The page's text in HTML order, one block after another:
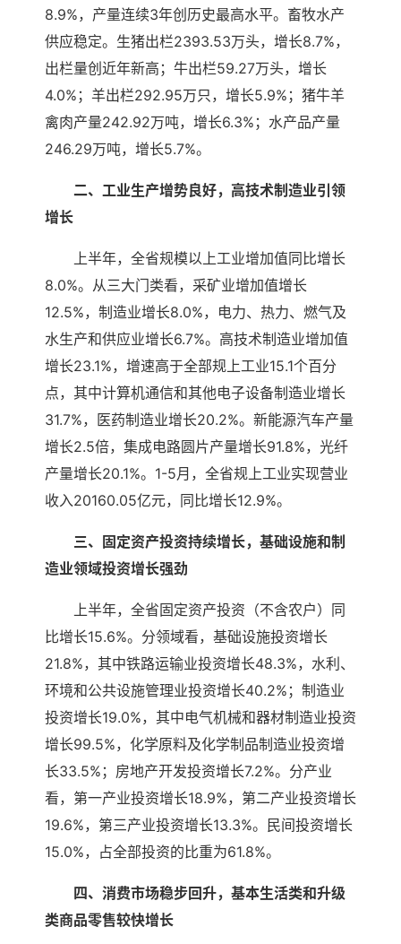
8.9%，产量连续3年创历史最高水平。畜牧水产
供应稳定。生猪出栏2393.53万头，增长8.7%，
出栏量创近年新高；牛出栏59.27万头，增长
4.0%；羊出栏292.95万只，增长5.9%；猪牛羊
禽肉产量242.92万吨，增长6.3%；水产品产量
246.29万吨，增长5.7%。
二、工业生产增势良好，高技术制造业引领
增长
上半年，全省规模以上工业增加值同比增长
8.0%。从三大门类看，采矿业增加值增长
12.5%，制造业增长8.0%，电力、热力、燃气及
水生产和供应业增长6.7%。高技术制造业增加值
增长23.1%，增速高于全部规上工业15.1个百分
点，其中计算机通信和其他电子设备制造业增长
31.7%，医药制造业增长20.2%。新能源汽车产量
增长2.5倍，集成电路圆片产量增长91.8%，光纤
产量增长20.1%。1-5月，全省规上工业实现营业
收入20160.05亿元，同比增长12.9%。
三、固定资产投资持续增长，基础设施和制
造业领域投资增长强劲
上半年，全省固定资产投资（不含农户）同
比增长15.6%。分领域看，基础设施投资增长
21.8%，其中铁路运输业投资增长48.3%，水利、
环境和公共设施管理业投资增长40.2%；制造业
投资增长19.0%，其中电气机械和器材制造业投资
增长99.5%，化学原料及化学制品制造业投资增
长33.5%；房地产开发投资增长7.2%。分产业
看，第一产业投资增长18.9%，第二产业投资增长
19.6%，第三产业投资增长13.3%。民间投资增长
15.0%，占全部投资的比重为61.8%。
四、消费市场稳步回升，基本生活类和升级
类商品零售较快增长